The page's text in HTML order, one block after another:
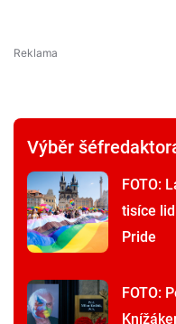
Výběr
FOTO:
tisíce
Pride
FOTO: